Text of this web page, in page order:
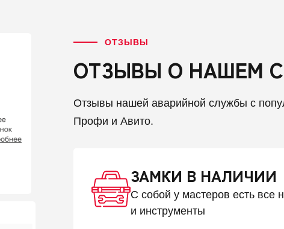
ОТЗЫВЫ
ОТЗЫВЫ О НАШЕМ
Отзывы нашей аварийной службы с
Профи и Авито.
ЗАМКИ В НАЛИЧИИ
С собой у мастеров есть все
и инструменты